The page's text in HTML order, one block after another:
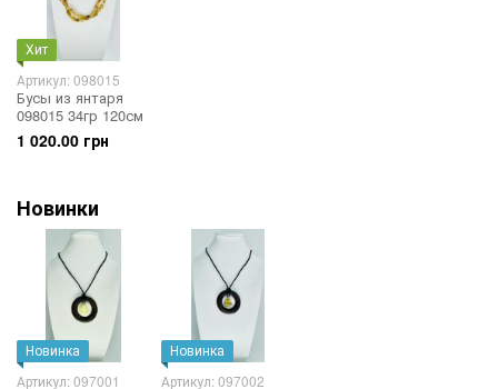
Хит
Артикул: 098015
Бусы из янтаря
098015 34гр 120см
1 020.00 грн
Новинки
Новинка
Артикул: 097001
Новинка
Артикул: 097002